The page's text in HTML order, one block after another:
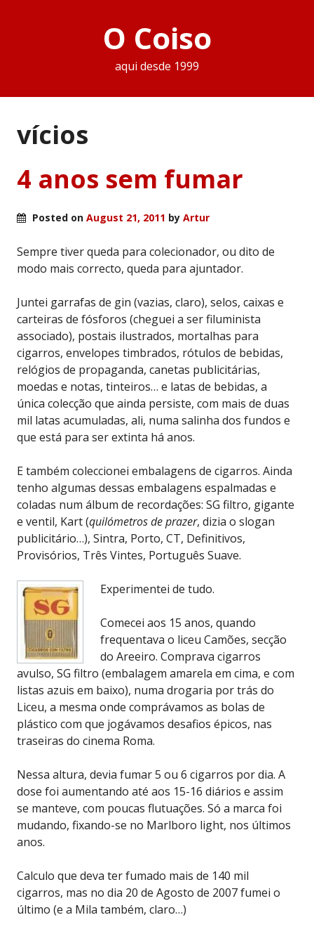
O Coiso
aqui desde 1999
ví­cios
4 anos sem fumar
Posted on August 21, 2011 by Artur
Sempre tiver queda para colecionador, ou dito de
modo mais correcto, queda para ajuntador.
Juntei garrafas de gin (vazias, claro), selos, caixas e
carteiras de fósforos (cheguei a ser filuminista
associado), postais ilustrados, mortalhas para
cigarros, envelopes timbrados, rótulos de bebidas,
relógios de propaganda, canetas publicitárias,
moedas e notas, tinteiros… e latas de bebidas, a
única colecção que ainda persiste, com mais de duas
mil latas acumuladas, ali, numa salinha dos fundos e
que está para ser extinta há anos.
E também coleccionei embalagens de cigarros. Ainda
tenho algumas dessas embalagens espalmadas e
coladas num álbum de recordações: SG filtro, gigante
e ventil, Kart (quilómetros de prazer, dizia o slogan
publicitário…), Sintra, Porto, CT, Definitivos,
Provisórios, Três Vintes, Português Suave.
Experimentei de tudo.
Comecei aos 15 anos, quando
frequentava o liceu Camões, secção
do Areeiro. Comprava cigarros
avulso, SG filtro (embalagem amarela em cima, e com
listas azuis em baixo), numa drogaria por trás do
Liceu, a mesma onde comprávamos as bolas de
plástico com que jogávamos desafios épicos, nas
traseiras do cinema Roma.
Nessa altura, devia fumar 5 ou 6 cigarros por dia. A
dose foi aumentando até aos 15-16 diários e assim
se manteve, com poucas flutuações. Só a marca foi
mudando, fixando-se no Marlboro light, nos últimos
anos.
Calculo que deva ter fumado mais de 140 mil
cigarros, mas no dia 20 de Agosto de 2007 fumei o
último (e a Mila também, claro…)